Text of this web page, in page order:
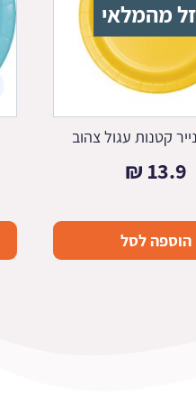
מהמלאי
קטנות עגול צהוב
13.9
₪
הוספה לסל